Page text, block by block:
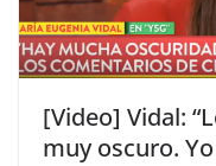
[Video] Vidal:
muy oscuro.